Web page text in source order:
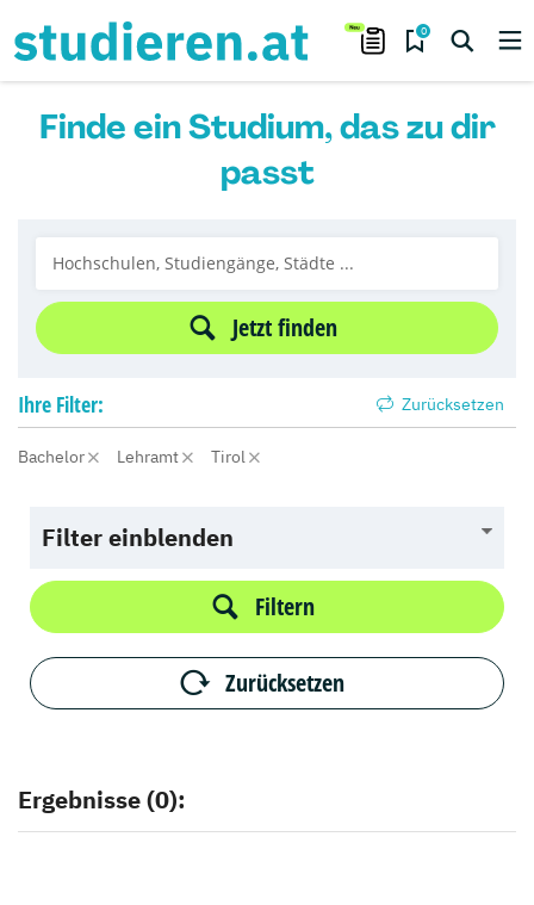
0
Finde ein Studium, das zu dir
passt
Jetzt finden
Ihre Filter: Zurücksetzen
Bachelor Lehramt Tirol
Filter einblenden
Filtern
Zurücksetzen
Ergebnisse (0):